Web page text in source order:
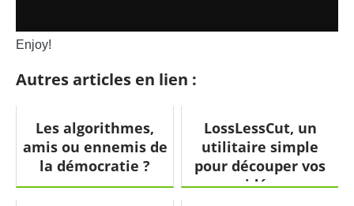
Enjoy!
Autres articles en lien :
Les algorithmes,
amis ou ennemis de
la démocratie ?
LossLessCut, un
utilitaire simple
pour découper vos
vidéos